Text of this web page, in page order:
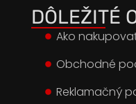
DÔLEŽITÉ
Ako
Obchodné
Reklamačný